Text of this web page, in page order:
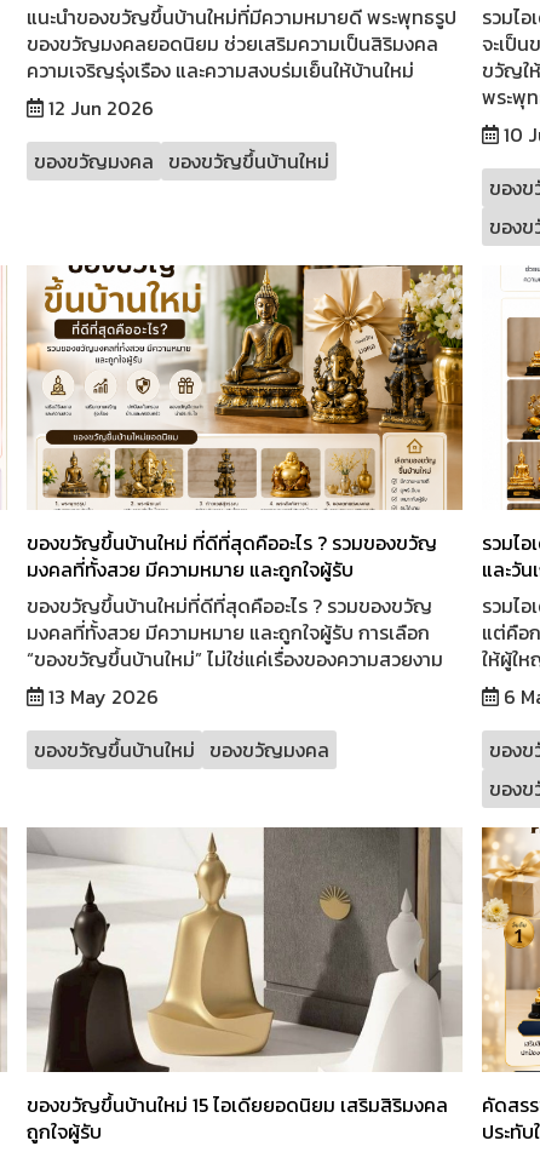
แนะนำของขวัญขึ้นบ้านใหม่ที่มีความหมายดี พระพุทธรูป
ของขวัญมงคลยอดนิยม ช่วยเสริมความเป็นสิริมงคล
ความเจริญรุ่งเรือง และความสงบร่มเย็นให้บ้านใหม่
12 Jun 2026
ของขวัญมงคล ของขวัญขึ้นบ้านใหม่
รวมไ
จะเป็
ขวัญใ
พระพุ
10
ของ
ของ
ของขวัญขึ้นบ้านใหม่ ที่ดีที่สุดคืออะไร ? รวมของขวัญ
มงคลที่ทั้งสวย มีความหมาย และถูกใจผู้รับ
ของขวัญขึ้นบ้านใหม่ที่ดีที่สุดคืออะไร ? รวมของขวัญ
มงคลที่ทั้งสวย มีความหมาย และถูกใจผู้รับ การเลือก
“ของขวัญขึ้นบ้านใหม่” ไม่ใช่แค่เรื่องของความสวยงาม
13 May 2026
ของขวัญขึ้นบ้านใหม่ ของขวัญมงคล
รวมไ
และวั
รวมไ
แต่คือ
ให้ผู้ใ
6
ของ
ของ
ของขวัญขึ้นบ้านใหม่ 15 ไอเดียยอดนิยม เสริมสิริมงคล
ถูกใจผู้รับ
คัดสร
ประทับ